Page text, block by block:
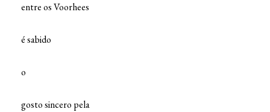
entre os Voorhees
é sabido
o
gosto sincero pela